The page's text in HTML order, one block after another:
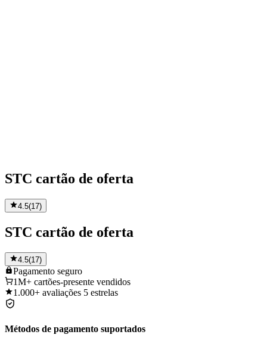
STC cartão de oferta
4.5(17)
STC cartão de oferta
4.5(17)
Pagamento seguro
1M+ cartões-presente vendidos
1.000+ avaliações 5 estrelas
Métodos de pagamento suportados